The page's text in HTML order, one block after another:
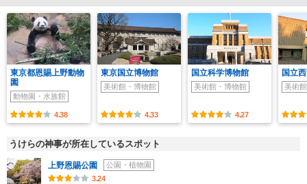
東京都恩賜上野動物
園
動物園・水族館
4.38
東京国立博物館
美術館・博物館
4.33
国立科学博物館
美術館・博物館
4.27
国立
美術
うけらの神事が所在しているスポット
上野恩賜公園
公園・植物園
3.24